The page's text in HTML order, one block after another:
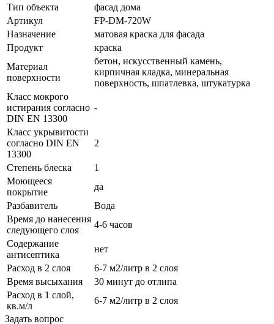
Тип объекта
фасад дома
Артикул
FP-DM-720W
Назначение
матовая краска для фасада
Продукт
краска
Материал
поверхности
бетон, искусственный камень,
кирпичная кладка, минеральная
поверхность, шпатлевка, штукатурка
Класс мокрого
истирания согласно
DIN EN 13300
-
Класс укрывитости
согласно DIN EN
13300
2
Степень блеска
1
Моющееся
покрытие
да
Разбавитель
Вода
Время до нанесения
следующего слоя
4-6 часов
Содержание
антисептика
нет
Расход в 2 слоя
6-7 м2/литр в 2 слоя
Время высыхания
30 минут до отлипа
Расход в 1 слой,
кв.м/л
6-7 м2/литр в 2 слоя
Задать вопрос